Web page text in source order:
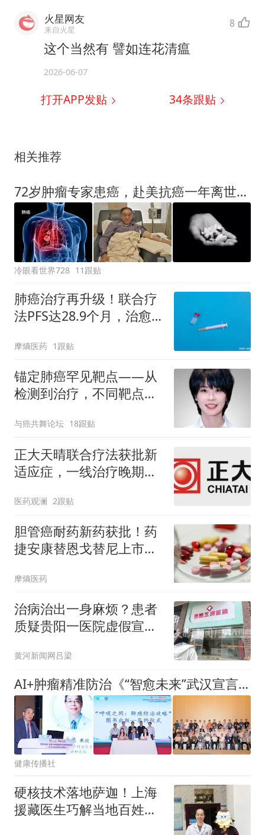
火星网友
来自火星 8
这个当然有 譬如连花清瘟
2026-06-07
打开APP发贴 34条跟贴
相关推荐
72岁肿瘤专家患癌，赴美抗癌一年离世，临终前2个反思，引以为戒
冷眼看世界728 11跟贴
肺癌治疗再升级！联合疗
法PFS达28.9个月，治愈
摩熵医药 1跟贴
锚定肺癌罕见靶点——从
检测到治疗，不同靶点怎
告
与癌共舞论坛 18跟贴
正大天晴联合疗法获批新
适应症，一线治疗晚期肺
医药观澜 2跟贴
胆管癌耐药新药获批！药
捷安康替恩戈替尼上市，
摩熵医药
治病治出一身麻烦？患者
质疑贵阳一医院虚假宣
入调查
黄河新闻网吕梁
AI+肿瘤精准防治《“智愈未来”武汉宣言》在汉发布
健康传播社
硬核技术落地萨迦！上海
援藏医生巧解当地百姓顽